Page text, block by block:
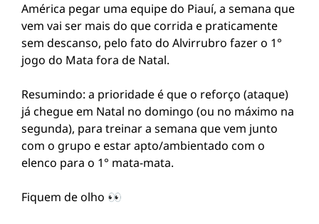
América pegar uma equipe do Piauí, a semana que
vem vai ser mais do que corrida e praticamente
sem descanso, pelo fato do Alvirrubro fazer o 1°
jogo do Mata fora de Natal.
Resumindo: a prioridade é que o reforço (ataque)
já chegue em Natal no domingo (ou no máximo na
segunda), para treinar a semana que vem junto
com o grupo e estar apto/ambientado com o
elenco para o 1° mata-mata.
Fiquem de olho 👀